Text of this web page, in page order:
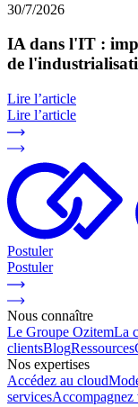
30/7/2026
IA dans l'IT :
de
Lire l’article
Lire l’article
Postuler
Postuler
Nous connaître
Le Groupe OzitemLa
clientsBlogRessources
Nos expertises
Accédez au cloud
services